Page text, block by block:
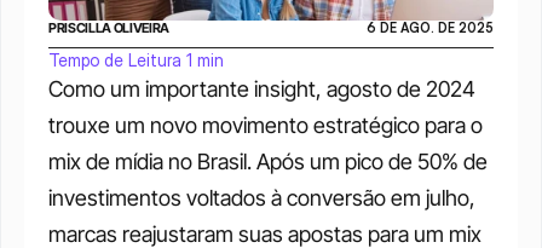
Como um importante insight, agosto de 2024
trouxe um novo movimento estratégico para o
mix de mídia no Brasil. Após um pico de 50% de
investimentos voltados à conversão em julho,
marcas reajustaram suas apostas para um mix
PRISCILLA OLIVEIRA 6 DE AGO. DE 2025
Tempo de Leitura 1 min